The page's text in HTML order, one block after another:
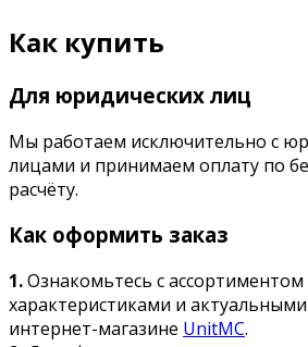
Как купить
Для юридических лиц
Мы работаем исключительно с
лицами и принимаем оплату по
расчёту.
Как оформить заказ
1.Ознакомьтесь с
характеристиками и
интернет-магазине UnitMC.